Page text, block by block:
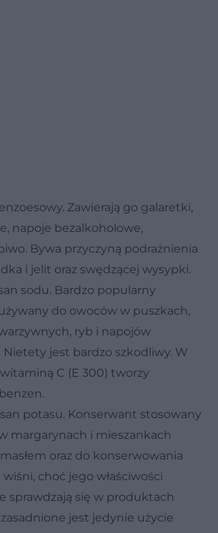
Zawierają go galaretki,
napoje bezalkoholowe,
Bywa przyczyną podrażnienia
i jelit oraz swędzącej wysypki.
sodu. Bardzo popularny
do owoców w puszkach,
ryb i napojów
Nietety jest bardzo szkodliwy. W
C (E 300) tworzy
potasu. Konserwant stosowany
margarynach i mieszankach
oraz do konserwowania
choć jego właściwości
sprawdzają się w produktach
jest jedynie użycie